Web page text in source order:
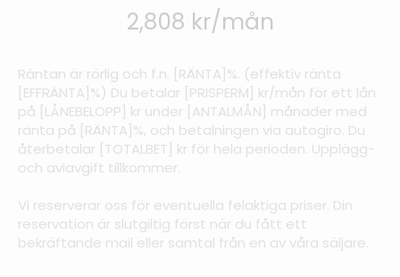
2,808 kr/mån
Räntan är rörlig och f.n. [RÄNTA]%. (effektiv ränta
[EFFRÄNTA]%) Du betalar [PRISPERM] kr/mån för ett lån
på [LÅNEBELOPP] kr under [ANTALMÅN] månader med
ränta på [RÄNTA]%, och betalningen via autogiro. Du
återbetalar [TOTALBET] kr för hela perioden. Upplägg-
och aviavgift tillkommer.
Vi reserverar oss för eventuella felaktiga priser. Din
reservation är slutgiltig först när du fått ett
bekräftande mail eller samtal från en av våra säljare.